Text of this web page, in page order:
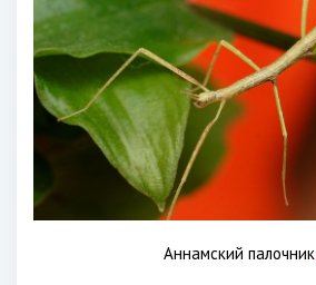
Аннамский палочник